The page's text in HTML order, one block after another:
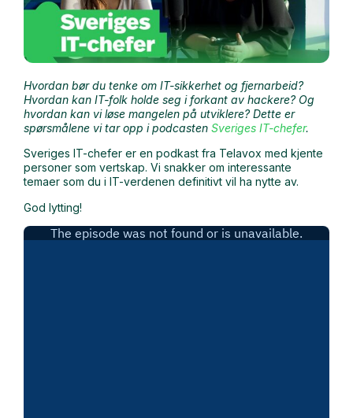
Hvordan bør du tenke om IT-sikkerhet og fjernarbeid?
Hvordan kan IT-folk holde seg i forkant av hackere? Og
hvordan kan vi løse mangelen på utviklere? Dette er
spørsmålene vi tar opp i podcasten Sveriges IT-chefer.
Sveriges IT-chefer er en podkast fra Telavox med kjente
personer som vertskap. Vi snakker om interessante
temaer som du i IT-verdenen definitivt vil ha nytte av.
God lytting!